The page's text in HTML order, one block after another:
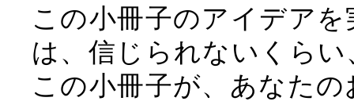
この小冊子のアイデア
は、信じられないくら
この小冊子が、あなた